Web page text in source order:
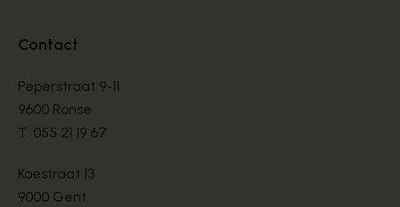
Contact
Peperstraat 9-11
9600 Ronse
T. 055 21 19 67
Koestraat 13
9000 Gent